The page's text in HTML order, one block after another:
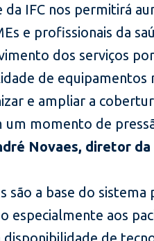
da IFC nos permitirá
e profissionais da
dos serviços
de equipamentos
e ampliar a
um momento de
Novaes, diretor
são a base do
especialmente aos